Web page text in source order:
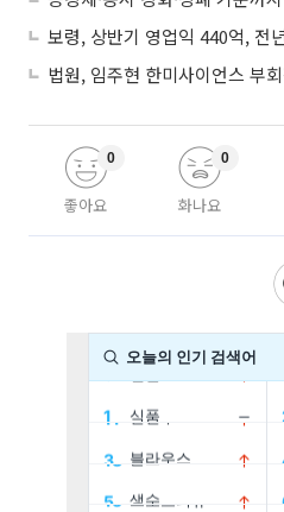
법원, 임주현 한미사이언스 부
좋아요
0
화나요
0